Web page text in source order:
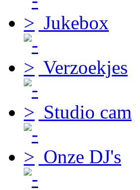
Jukebox
Verzoekjes
Studio cam
Onze DJ's